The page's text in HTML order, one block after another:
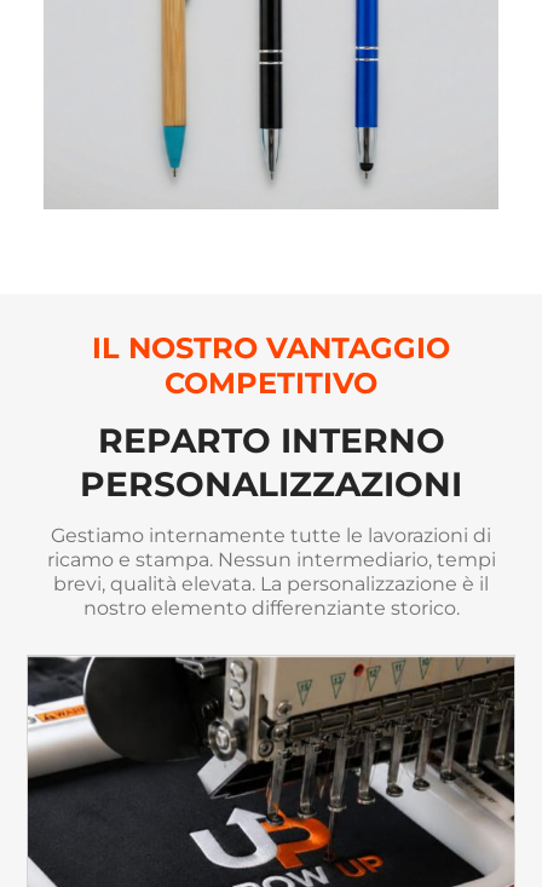
IL NOSTRO VANTAGGIO
COMPETITIVO
REPARTO INTERNO
PERSONALIZZAZIONI
Gestiamo internamente tutte le lavorazioni di
ricamo e stampa. Nessun intermediario, tempi
brevi, qualità elevata. La personalizzazione è il
nostro elemento differenziante storico.